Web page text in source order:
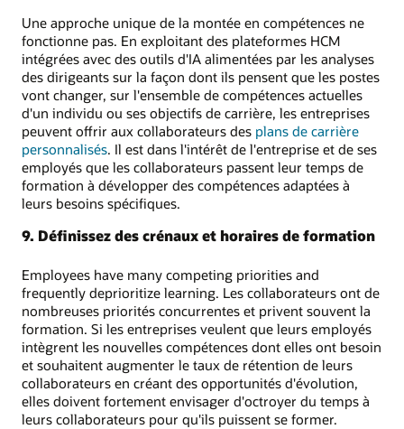
Une approche unique de la montée en compétences ne
fonctionne pas. En exploitant des plateformes HCM
intégrées avec des outils d'IA alimentées par les analyses
des dirigeants sur la façon dont ils pensent que les postes
vont changer, sur l'ensemble de compétences actuelles
d'un individu ou ses objectifs de carrière, les entreprises
peuvent offrir aux collaborateurs des plans de carrière
personnalisés. Il est dans l'intérêt de l'entreprise et de ses
employés que les collaborateurs passent leur temps de
formation à développer des compétences adaptées à
leurs besoins spécifiques.
9. Définissez des crénaux et horaires de formation
Employees have many competing priorities and
frequently deprioritize learning. Les collaborateurs ont de
nombreuses priorités concurrentes et privent souvent la
formation. Si les entreprises veulent que leurs employés
intègrent les nouvelles compétences dont elles ont besoin
et souhaitent augmenter le taux de rétention de leurs
collaborateurs en créant des opportunités d'évolution,
elles doivent fortement envisager d'octroyer du temps à
leurs collaborateurs pour qu'ils puissent se former.